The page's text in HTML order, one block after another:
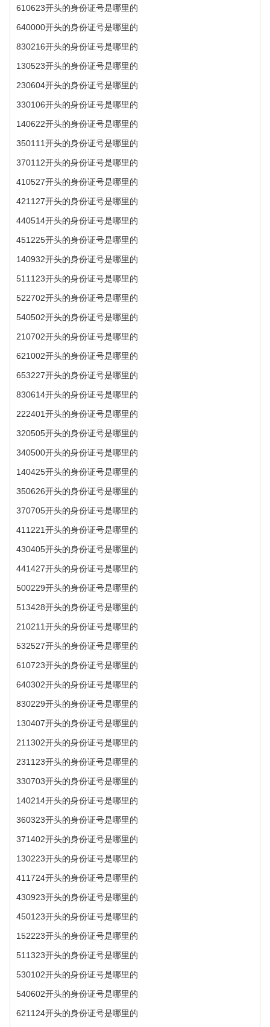
610623开头的身份证号是哪里的
640000开头的身份证号是哪里的
830216开头的身份证号是哪里的
130523开头的身份证号是哪里的
230604开头的身份证号是哪里的
330106开头的身份证号是哪里的
140622开头的身份证号是哪里的
350111开头的身份证号是哪里的
370112开头的身份证号是哪里的
410527开头的身份证号是哪里的
421127开头的身份证号是哪里的
440514开头的身份证号是哪里的
451225开头的身份证号是哪里的
140932开头的身份证号是哪里的
511123开头的身份证号是哪里的
522702开头的身份证号是哪里的
540502开头的身份证号是哪里的
210702开头的身份证号是哪里的
621002开头的身份证号是哪里的
653227开头的身份证号是哪里的
830614开头的身份证号是哪里的
222401开头的身份证号是哪里的
320505开头的身份证号是哪里的
340500开头的身份证号是哪里的
140425开头的身份证号是哪里的
350626开头的身份证号是哪里的
370705开头的身份证号是哪里的
411221开头的身份证号是哪里的
430405开头的身份证号是哪里的
441427开头的身份证号是哪里的
500229开头的身份证号是哪里的
513428开头的身份证号是哪里的
210211开头的身份证号是哪里的
532527开头的身份证号是哪里的
610723开头的身份证号是哪里的
640302开头的身份证号是哪里的
830229开头的身份证号是哪里的
130407开头的身份证号是哪里的
211302开头的身份证号是哪里的
231123开头的身份证号是哪里的
330703开头的身份证号是哪里的
140214开头的身份证号是哪里的
360323开头的身份证号是哪里的
371402开头的身份证号是哪里的
130223开头的身份证号是哪里的
411724开头的身份证号是哪里的
430923开头的身份证号是哪里的
450123开头的身份证号是哪里的
152223开头的身份证号是哪里的
511323开头的身份证号是哪里的
530102开头的身份证号是哪里的
540602开头的身份证号是哪里的
621124开头的身份证号是哪里的